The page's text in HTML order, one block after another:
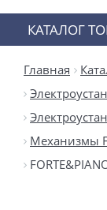
КАТАЛОГ
Главная
Механизмы